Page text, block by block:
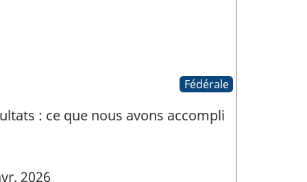
Fédérale
: ce que nous avons accompli
2026